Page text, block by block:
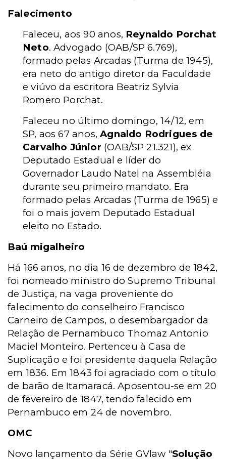
Falecimento
Faleceu, aos 90 anos, Reynaldo Porchat
Neto. Advogado (OAB/SP 6.769),
formado pelas Arcadas (Turma de 1945),
era neto do antigo diretor da Faculdade
e viúvo da escritora Beatriz Sylvia
Romero Porchat.
Faleceu no último domingo, 14/12, em
SP, aos 67 anos,Agnaldo Rodrigues de
Carvalho Júnior (OAB/SP 21.321), ex
Deputado Estadual e líder do
Governador Laudo Natel na Assembléia
durante seu primeiro mandato. Era
formado pelas Arcadas (Turma de 1965) e
foi o mais jovem Deputado Estadual
eleito no Estado.
Baú migalheiro
Há 166 anos, no dia 16 de dezembro de 1842,
foi nomeado ministro do Supremo Tribunal
de Justiça, na vaga proveniente do
falecimento do conselheiro Francisco
Carneiro de Campos, o desembargador da
Relação de Pernambuco Thomaz Antonio
Maciel Monteiro. Pertenceu à Casa de
Suplicação e foi presidente daquela Relação
em 1836. Em 1843 foi agraciado com o título
de barão de Itamaracá. Aposentou-se em 20
de fevereiro de 1847, tendo falecido em
Pernambuco em 24 de novembro.
OMC
Novo lançamento da Série GVlaw "Solução